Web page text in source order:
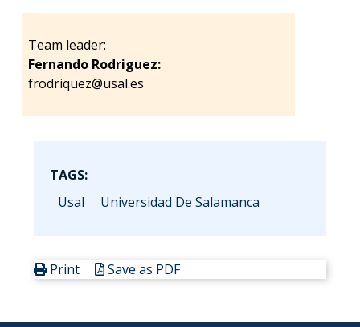
Team leader:
Fernando Rodriguez:
frodriquez@usal.es
TAGS:
Usal
Universidad De Salamanca
Print Save as PDF